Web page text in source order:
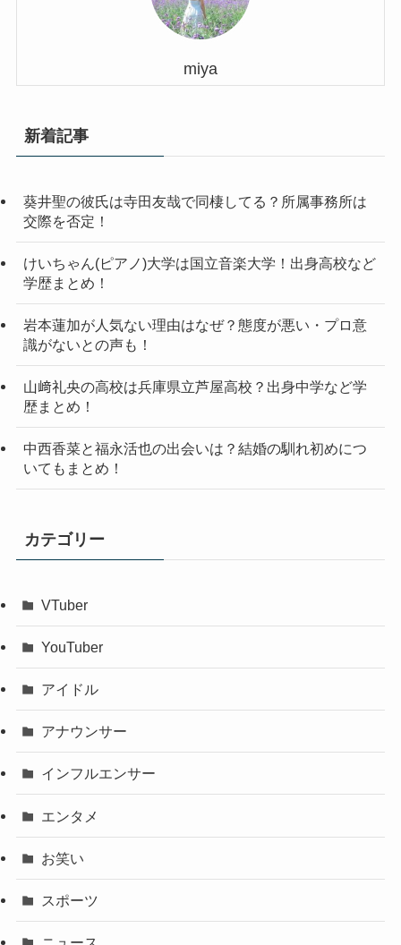
miya
新着記事
葵井聖の彼氏は寺田友哉で同棲してる？所属事務所は
交際を否定！
けいちゃん(ピアノ)大学は国立音楽大学！出身高校など
学歴まとめ！
岩本蓮加が人気ない理由はなぜ？態度が悪い・プロ意
識がないとの声も！
山﨑礼央の高校は兵庫県立芦屋高校？出身中学など学
歴まとめ！
中西香菜と福永活也の出会いは？結婚の馴れ初めにつ
いてもまとめ！
カテゴリー
VTuber
YouTuber
アイドル
アナウンサー
インフルエンサー
エンタメ
お笑い
スポーツ